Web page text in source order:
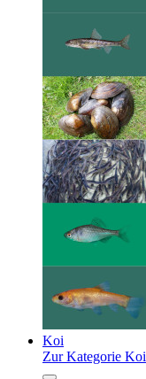
Koi
Zur Kategorie Koi